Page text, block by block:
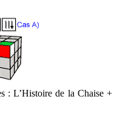
: L’Histoire de la Chaise +